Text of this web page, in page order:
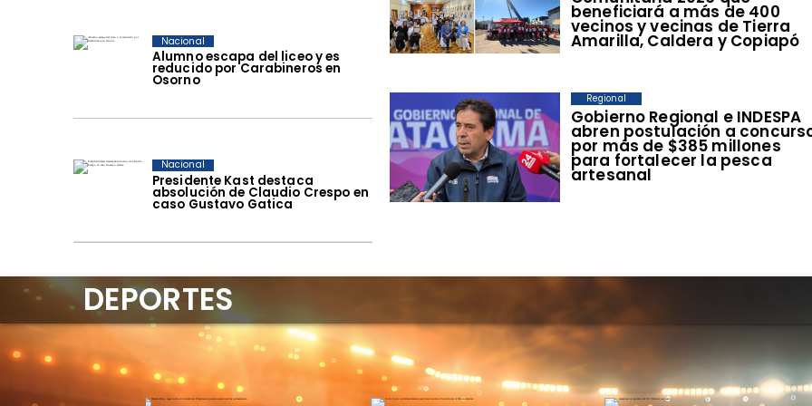
Alumno escapa del liceo y es
reducido por Carabineros en
Osorno
Nacional
Presidente Kast destaca
absolución de Claudio Crespo en
caso Gustavo Gatica
Nacional
beneficiará a más de 400
vecinos y vecinas de Tierra
Amarilla, Caldera y Copiapó
​Gobierno Regional e INDESPA
abren postulación a
por más de $385 millones
para fortalecer la pesca
artesanal
Regional
DEPORTES